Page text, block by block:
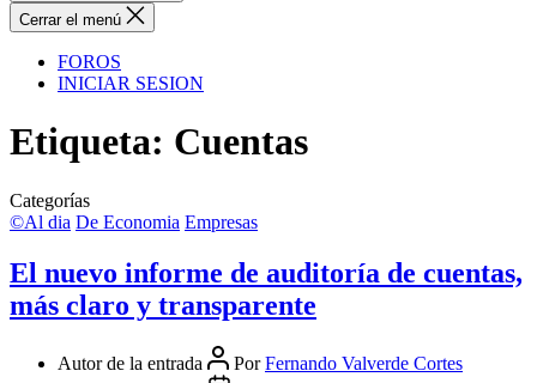
Cerrar el menú
FOROS
INICIAR SESION
Etiqueta: Cuentas
Categorías
©Al dia De Economia Empresas
El nuevo informe de auditoría de cuentas,
más claro y transparente
Autor de la entrada PorFernando Valverde Cortes